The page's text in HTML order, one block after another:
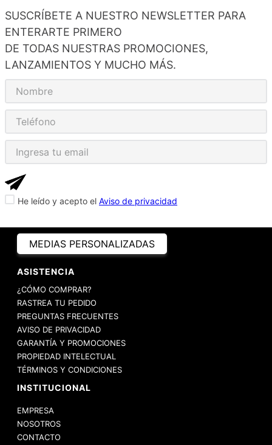
SUSCRÍBETE A NUESTRO NEWSLETTER PARA
ENTERARTE PRIMERO
DE TODAS NUESTRAS PROMOCIONES,
LANZAMIENTOS Y MUCHO MÁS.
He leído y acepto el Aviso de privacidad
MEDIAS PERSONALIZADAS
ASISTENCIA
¿CÓMO COMPRAR?
RASTREA TU PEDIDO
PREGUNTAS FRECUENTES
AVISO DE PRIVACIDAD
GARANTÍA Y PROMOCIONES
PROPIEDAD INTELECTUAL
TÉRMINOS Y CONDICIONES
INSTITUCIONAL
EMPRESA
NOSOTROS
CONTACTO